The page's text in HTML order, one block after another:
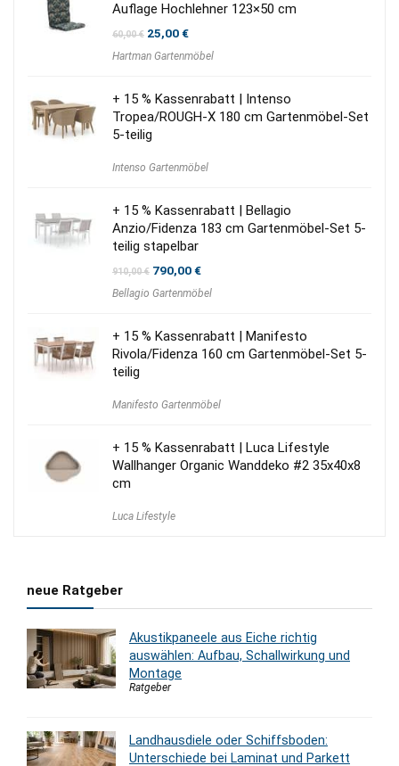
Auflage Hochlehner 123×50 cm
60,00€ Ursprünglicher
war:
25,00€Aktueller
ist:
Hartman Gartenmöbel
+ 15 % Kassenrabatt | Intenso
Tropea/ROUGH-X 180 cm Gartenmöbel-Set
5-teilig
Intenso Gartenmöbel
+ 15 % Kassenrabatt | Bellagio
Anzio/Fidenza 183 cm Gartenmöbel-Set 5-
teilig stapelbar
910,00€ Ursprünglicher
war:
790,00€Aktueller
ist:
Bellagio Gartenmöbel
+ 15 % Kassenrabatt | Manifesto
Rivola/Fidenza 160 cm Gartenmöbel-Set 5-
teilig
Manifesto Gartenmöbel
+ 15 % Kassenrabatt | Luca Lifestyle
Wallhanger Organic Wanddeko #2 35x40x8
cm
Luca Lifestyle
neue Ratgeber
Akustikpaneele aus Eiche richtig
auswählen: Aufbau, Schallwirkung und
Montage
Ratgeber
Landhausdiele oder Schiffsboden:
Unterschiede bei Laminat und Parkett